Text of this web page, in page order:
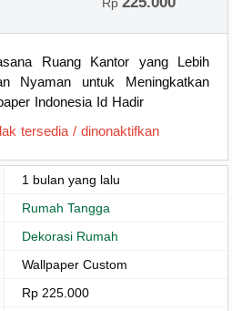
Ruang Kantor yang Lebih
Nyaman untuk Meningkatkan
Indonesia Id Hadir
tersedia / dinonaktifkan
1 bulan yang lalu
Rumah Tangga
Dekorasi Rumah
Wallpaper Custom
Rp 225.000